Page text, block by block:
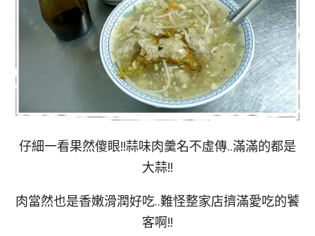
仔細一看果然傻眼!!蒜味肉羹名不虛傳..滿滿的都是
大蒜!!
肉當然也是香嫩滑潤好吃..難怪整家店擠滿愛吃的饕
客啊!!